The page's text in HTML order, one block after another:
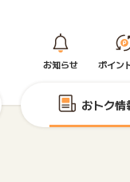
お知らせ ポイン
おトク情